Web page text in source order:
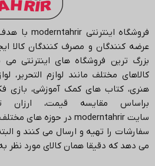
فروشگاه اینترنتی moderntahrir با
عرضه کنندگان و مصرف کنندگان کالا
بزرگ ترین فروشگاه های اینترنتی می
کالاهای مختلف مانند لوازم التحریر،
هنری، کتاب های کمک آموزشی، بازی
براساس مقایسه قیمت، ارزان
سایتmoderntahrir در حوزه های مختلف
سفارشات را تهیه و ارسال می کنند و
می دهد که دقیقا همان کالای مورد